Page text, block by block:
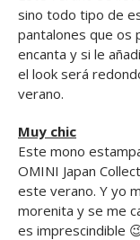
sino todo tipo de
pantalones que os
encanta y si le
el look será
verano.
Muy chic
Este mono
OMINI Japan
este verano. Y yo
morenita y se me
es imprescindible